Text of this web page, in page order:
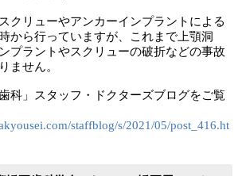
クリューやアンカーインプラントによる
から行っていますが、これまで上顎洞
プラントやスクリューの破折などの事故
ません。
科」スタッフ・ドクターズブログをご覧
staffblog/s/2021/05/post_416.ht